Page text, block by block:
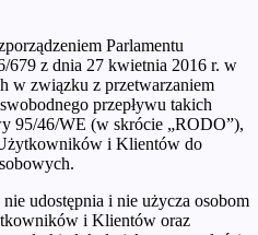
Parlamentu
679 z dnia 27 kwietnia 2016 r. w
w związku z przetwarzaniem
przepływu takich
95/46/WE (w skrócie „RODO”),
i Klientów do
udostępnia i nie użycza osobom
i Klientów oraz